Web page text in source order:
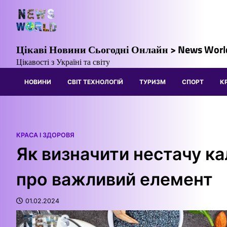
вмісту
Цікаві Новини Сьогодні Онлайн > News
Цікавості з Україні та світу
НОВИНИ СВІТ ТЕХНОЛОГІЙ ТУРИЗМ СПОРТ
КРАСА І ЗДОРОВЯ
Як визначити нестачу
про важливий елемент
01.02.2024